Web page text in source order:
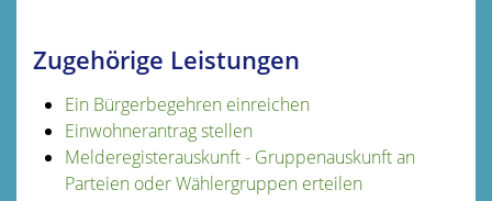
Zugehörige Leistungen
Ein Bürgerbegehren einreichen
Einwohnerantrag stellen
Melderegisterauskunft - Gruppenauskunft an
Parteien oder Wählergruppen erteilen